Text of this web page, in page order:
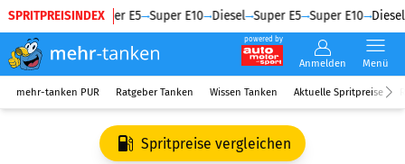
SPRITPREISINDEX
Diesel Super E5 Super E10 Diesel Super E5 Super E10 Diesel
powered by
Anmelden Menü
mehr-tanken PUR Ratgeber Tanken Wissen Tanken Aktuelle Spritpreise
Spritpreise vergleichen